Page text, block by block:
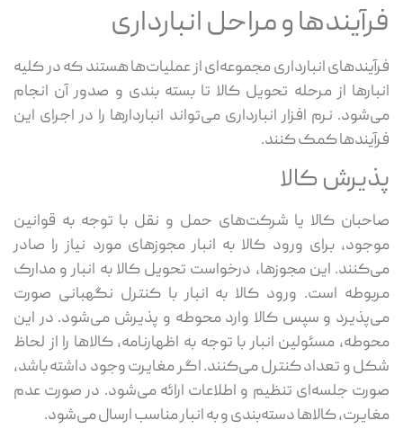
و مراحل انبارداری
انبارداری مجموعه‌ای از عملیات‌ها هستند که در کلیه
از مرحله تحویل کالا تا بسته بندی و صدور آن انجام
نرم‌ افزار انبارداری می‌تواند انباردارها را در اجرای این
کمک کنند.
کالا
کالا یا شرکت‌های حمل و نقل با توجه به قوانین
برای ورود کالا به انبار مجوزهای مورد نیاز را صادر
این مجوزها، درخواست تحویل کالا به انبار و مدارک
است. ورود کالا به انبار با کنترل‌‌ نگهبانی صورت
و سپس کالا وارد محوطه و پذیرش می‌شود. در این
مسئولین انبار با توجه به اظهارنامه، کالاها را از لحاظ
و تعداد کنترل می‌کنند. اگر مغایرت وجود داشته باشد،
جلسه‌ای تنظیم و اطلاعات ارائه می‌شود. در صورت عدم
کالاها دسته‌بندی و به انبار مناسب ارسال می‌شود.